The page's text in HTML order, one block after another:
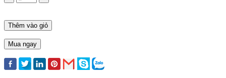
Thêm vào giỏ
Mua ngay